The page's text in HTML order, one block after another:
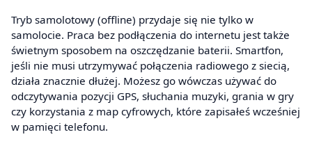
Tryb samolotowy (offline) przydaje się nie tylko w
samolocie. Praca bez podłączenia do internetu jest także
świetnym sposobem na oszczędzanie baterii. Smartfon,
jeśli nie musi utrzymywać połączenia radiowego z siecią,
działa znacznie dłużej. Możesz go wówczas używać do
odczytywania pozycji GPS, słuchania muzyki, grania w gry
czy korzystania z map cyfrowych, które zapisałeś wcześniej
w pamięci telefonu.